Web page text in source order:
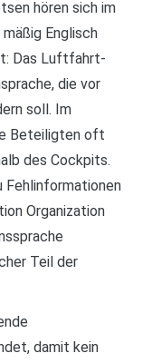
hören sich im
Englisch
Das Luftfahrt-
die vor
soll. Im
Beteiligten oft
des Cockpits.
Fehlinformationen
Organization
Teil der
damit kein